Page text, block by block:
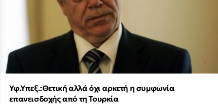
Υφ.Υπεξ.:Θετική αλλά όχι αρκετή η συμφωνία
επανεισδοχής από τη Τουρκία